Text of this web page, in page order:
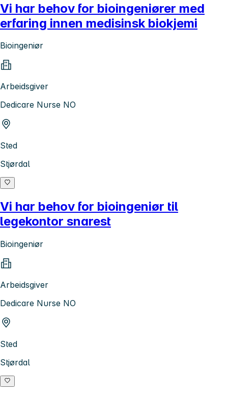
Vi har behov for bioingeniører med
erfaring innen medisinsk biokjemi
Bioingeniør
Arbeidsgiver
Dedicare Nurse NO
Sted
Stjørdal
Vi har behov for bioingeniør til
legekontor snarest
Bioingeniør
Arbeidsgiver
Dedicare Nurse NO
Sted
Stjørdal